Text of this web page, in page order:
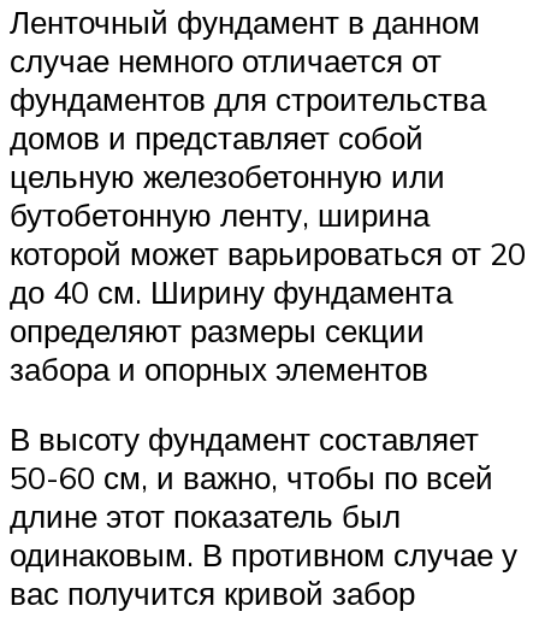
Ленточный фундамент в данном
случае немного отличается от
фундаментов для строительства
домов и представляет собой
цельную железобетонную или
бутобетонную ленту, ширина
которой может варьироваться от 20
до 40 см. Ширину фундамента
определяют размеры секции
забора и опорных элементов
В высоту фундамент составляет
50-60 см, и важно, чтобы по всей
длине этот показатель был
одинаковым. В противном случае у
вас получится кривой забор